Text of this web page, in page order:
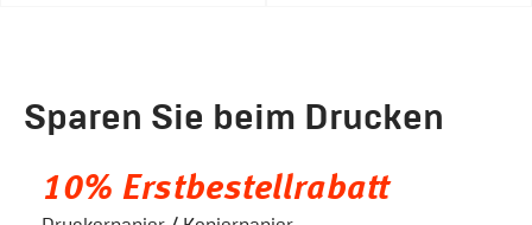
Sparen Sie beim Drucken
10% Erstbestellrabatt